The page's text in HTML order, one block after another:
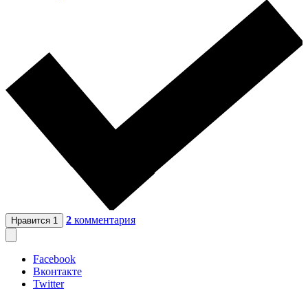
Нравится 1 2 комментария
Facebook
Вконтакте
Twitter